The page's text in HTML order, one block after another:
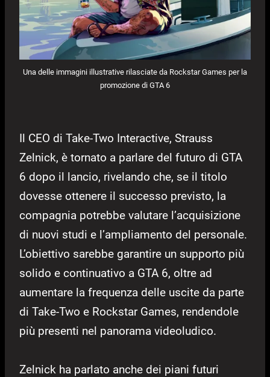
Una delle immagini illustrative rilasciate da Rockstar Games per la
promozione di GTA 6
Il CEO di Take-Two Interactive, Strauss
Zelnick, è tornato a parlare del futuro di GTA
6 dopo il lancio, rivelando che, se il titolo
dovesse ottenere il successo previsto, la
compagnia potrebbe valutare l’acquisizione
di nuovi studi e l’ampliamento del personale.
L’obiettivo sarebbe garantire un supporto più
solido e continuativo a GTA 6, oltre ad
aumentare la frequenza delle uscite da parte
di Take-Two e Rockstar Games, rendendole
più presenti nel panorama videoludico.
Zelnick ha parlato anche dei piani futuri